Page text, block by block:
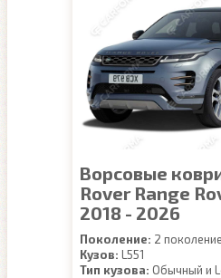
Ворсовые
Rover Range
2018 - 2026
Поколение: 2
Кузов: L551
Тип кузова: Обычный и